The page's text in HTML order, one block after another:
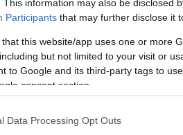
This information may also be disclosed
Participants that may further disclose it
that this website/app uses one or more
but not limited to your visit or
to Google and its third-party tags to
consent section.
Data Processing Opt Outs
θα παραμείνει διαθέσιμη
φυσικών προσώπων.
του εντύπου Ε1,